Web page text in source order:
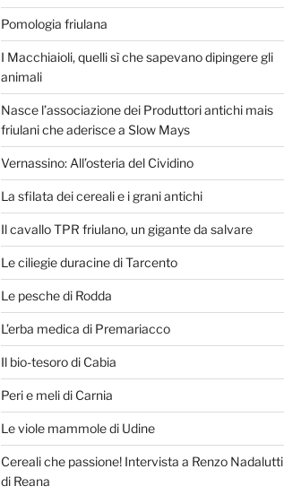
Pomologia friulana
I Macchiaioli, quelli sì che sapevano dipingere gli
animali
Nasce l’associazione dei Produttori antichi mais
friulani che aderisce a Slow Mays
Vernassino: All’osteria del Cividino
La sfilata dei cereali e i grani antichi
Il cavallo TPR friulano, un gigante da salvare
Le ciliegie duracine di Tarcento
Le pesche di Rodda
L’erba medica di Premariacco
Il bio-tesoro di Cabia
Peri e meli di Carnia
Le viole mammole di Udine
Cereali che passione! Intervista a Renzo Nadalutti
di Reana